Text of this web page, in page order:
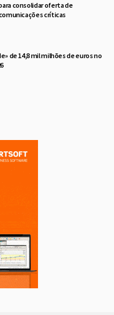
consolidar oferta de
críticas
de 14,8 mil milhões de euros no